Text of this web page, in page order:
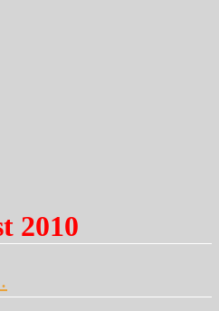
2010